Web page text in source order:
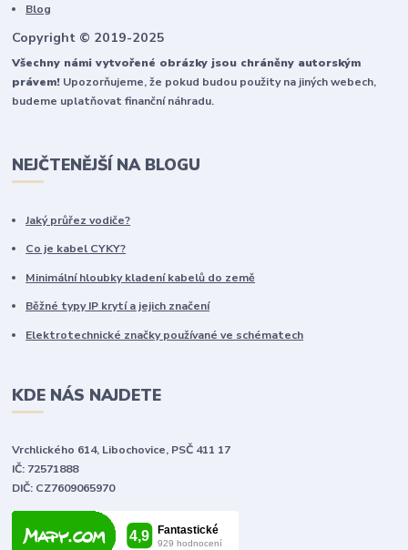
Blog
Copyright © 2019-2025
Všechny námi vytvořené obrázky jsou chráněny autorským
právem! Upozorňujeme, že pokud budou použity na jiných webech,
budeme uplatňovat finanční náhradu.
NEJČTENĚJŠÍ NA BLOGU
Jaký průřez vodiče?
Co je kabel CYKY?
Minimální hloubky kladení kabelů do země
Běžné typy IP krytí a jejich značení
Elektrotechnické značky používané ve schématech
KDE NÁS NAJDETE
Vrchlického 614, Libochovice, PSČ 411 17
IČ: 72571888
DIČ: CZ7609065970